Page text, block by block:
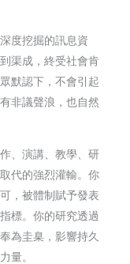
度挖掘的訊息資
渠成，終受社會肯
默認下，不會引起
非議聲浪，也自然
、演講、教學、研
代的強烈灌輸。你
，被體制賦予發表
標。你的研究透過
為圭臬，影響持久
量。